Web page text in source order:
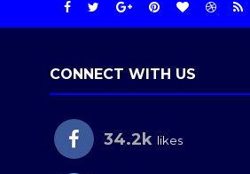
CONNECT WITH US
34.2k likes